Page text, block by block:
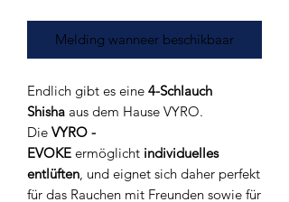
Melding wanneer beschikbaar
Endlich gibt es eine 4-Schlauch
Shisha aus dem Hause VYRO.
Die VYRO -
EVOKE ermöglicht individuelles
entlüften , und eignet sich daher perfekt
für das Rauchen mit Freunden sowie für